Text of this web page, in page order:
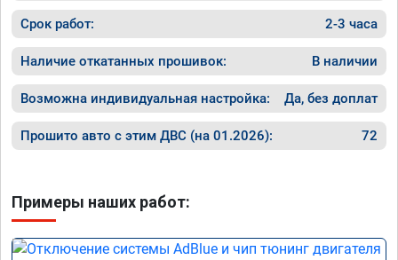
Срок работ: 2-3 часа
Наличие откатанных прошивок: В наличии
Возможна индивидуальная настройка: Да, без доплат
Прошито авто с этим ДВС (на 01.2026): 72
Примеры наших работ: